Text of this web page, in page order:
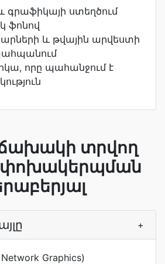
գրաֆիկայի ստեղծում
ֆոնով
և թվային արվեստի
որը պահանջում է
տրվող
փոխակերպման
+
Graphics)